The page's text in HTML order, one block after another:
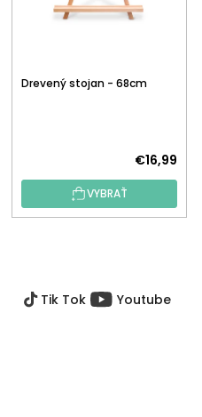
Drevený stojan - 68cm
€16,99
VYBRAŤ
Tik Tok Youtube